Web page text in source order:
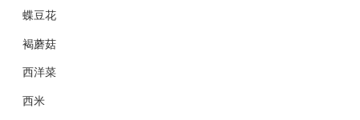
蝶豆花
褐蘑菇
西洋菜
西米